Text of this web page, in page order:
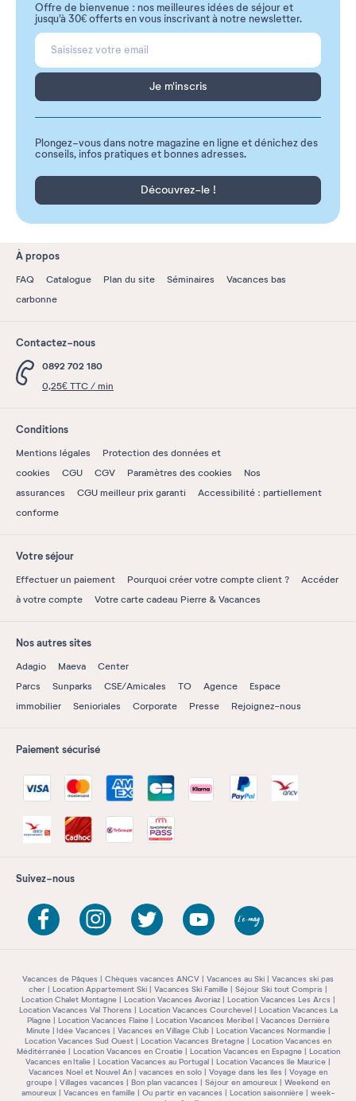
Offre de bienvenue : nos meilleures idées de séjour et
jusqu'à 30€ offerts en vous inscrivant à notre newsletter.
Je m'inscris
Plongez-vous dans notre magazine en ligne et dénichez des
conseils, infos pratiques et bonnes adresses.
Découvrez-le !
À propos
FAQ Catalogue Plan du site Séminaires
Vacances bas
carbonne
Contactez-nous
0892 702 180
0,25€ TTC / min
Conditions
Mentions légales
Protection des données et
cookies
CGU CGV Paramètres des cookies
Nos
assurances
CGU meilleur prix garanti
Accessibilité : partiellement
conforme
Votre séjour
Effectuer un paiement Pourquoi créer votre compte client ?
Accéder
à votre compte
Votre carte cadeau Pierre & Vacances
Nos autres sites
Adagio Maeva
Center
Parcs
Sunparks CSE/Amicales TO Agence
Espace
immobilier
Senioriales Corporate Presse Rejoignez-nous
Paiement sécurisé
Suivez-nous
Vacances de Pâques Chèques vacances ANCV Vacances au Ski
Vacances ski pas
cher
Location Appartement Ski Vacances Ski Famille
Séjour Ski tout Compris
Location Chalet Montagne
Location Vacances Avoriaz
Location Vacances Les Arcs
Location Vacances Val Thorens
Location Vacances Courchevel
Location Vacances La
Plagne
Location Vacances Flaine Location Vacances Meribel
Vacances Dernière
Minute
Idée Vacances Vacances en Village Club
Location Vacances Normandie
Location Vacances Sud Ouest
Location Vacances Bretagne
Location Vacances en
Méditérranée
Location Vacances en Croatie Location Vacances en Espagne
Location
Vacances en Italie
Location Vacances au Portugal
Location Vacances île Maurice
Vacances Noel et Nouvel An
vacances en solo Voyage dans les îles
Voyage en
groupe
Villages vacances Bon plan vacances Séjour en amoureux
Weekend en
amoureux
Vacances en famille Ou partir en vacances Location saisonnière
week-